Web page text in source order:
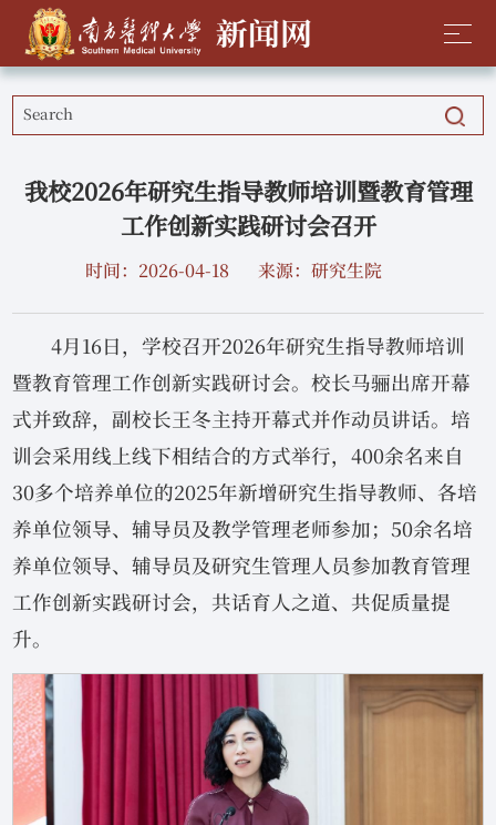
我校2026年研究生指导教师培训暨教育管理
工作创新实践研讨会召开
时间：2026-04-18 来源：研究生院
4月16日，学校召开2026年研究生指导教师培训
暨教育管理工作创新实践研讨会。校长马骊出席开幕
式并致辞，副校长王冬主持开幕式并作动员讲话。培
训会采用线上线下相结合的方式举行，400余名来自
30多个培养单位的2025年新增研究生指导教师、各培
养单位领导、辅导员及教学管理老师参加；50余名培
养单位领导、辅导员及研究生管理人员参加教育管理
工作创新实践研讨会，共话育人之道、共促质量提
升。